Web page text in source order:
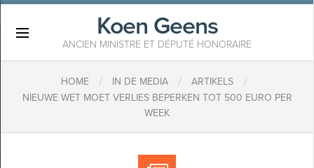
Koen Geens
ANCIEN MINISTRE ET DÉPUTÉ HONORAIRE
HOME / IN DE MEDIA / ARTIKELS /
NIEUWE WET MOET VERLIES BEPERKEN TOT 500 EURO PER
WEEK